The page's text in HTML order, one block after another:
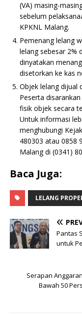
(VA) masing-
sebelum
KPKNL Malang.
Pemenang lelang
lelang sebesar 2%
dinyatakan
disetorkan ke kas
Objek lelang dijual
Peserta
fisik objek secara
Untuk informasi
menghubungi
480303 atau 0858
Malang di (0341)
Baca Juga:
LELANG
Pantas
untuk
Serapan
Bawah 50